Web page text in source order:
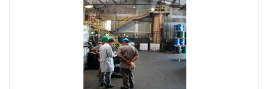
1. O QUE É ADITIVO PARA CARRO
E SEUS BENEFÍCIOS PARA O MOTOR
Aditivo para carro flex é um produto formulado para
otimizar a mistura de etanol e gasolina, removendo